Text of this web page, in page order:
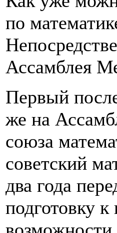
по
Ассамблея
Первый
же на
союза
советский
два года
подготовку